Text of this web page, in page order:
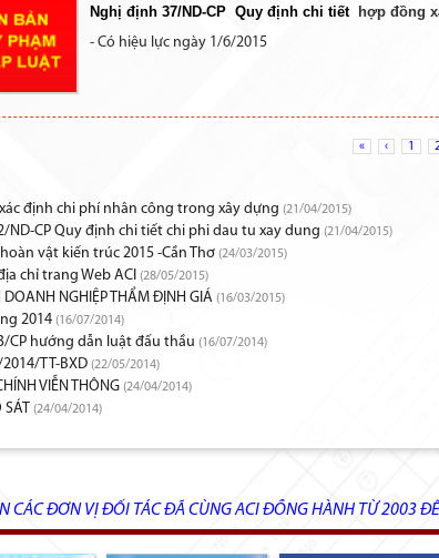
Nghị định 37/ND-CP Quy định chi tiết hợp đồng
- Có hiệu lực ngày 1/6/2015
« ‹ 1
định chi phí nhân công trong xây dựng (21/04/2015)
ND-CP Quy định chi tiết chi phi dau tu xay dung (21/04/2015)
vật kiến trúc 2015 -Cần Thơ (24/03/2015)
chỉ trang Web ACI (28/05/2015)
DOANH NGHIỆP THẨM ĐỊNH GIÁ (16/03/2015)
2014 (16/07/2014)
CP hướng dẫn luật đấu thầu (16/07/2014)
TT-BXD (22/05/2014)
VIỄN THÔNG (24/04/2014)
SÁT (24/04/2014)
CÁC ĐƠN VỊ ĐỐI TÁC ĐÃ CÙNG ACI ĐỒNG HÀNH TỪ 2003